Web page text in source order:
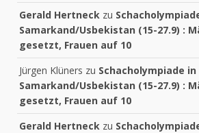
Gerald Hertneck zu
Samarkand/Usbekistan (15-27.9) :
gesetzt, Frauen auf 10
Jürgen Klüners zu Schacholympiade in
Samarkand/Usbekistan (15-27.9) :
gesetzt, Frauen auf 10
Gerald Hertneck zu